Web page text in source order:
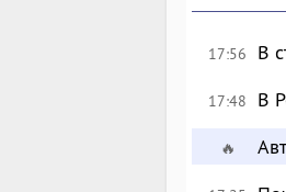
17:56 В
17:48 В
🔥